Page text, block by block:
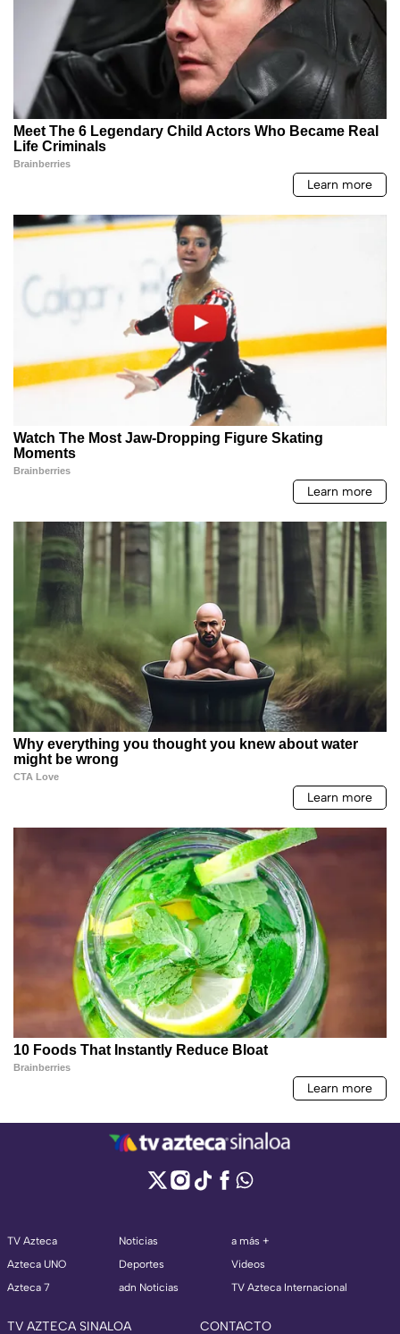
TV Azteca
Azteca UNO
Azteca 7
Noticias
Deportes
adn Noticias
a más +
Videos
TV Azteca Internacional
TV AZTECA SINALOA CONTACTO